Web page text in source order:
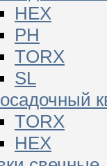
HEX
PH
TORX
SL
TORX
HEX